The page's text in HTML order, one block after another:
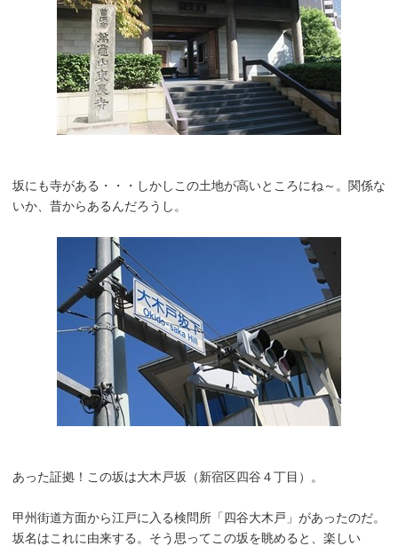
坂にも寺がある・・・しかしこの土地が高いところにね～。関係な
いか、昔からあるんだろうし。
あった証拠！この坂は大木戸坂（新宿区四谷４丁目）。
甲州街道方面から江戸に入る検問所「四谷大木戸」があったのだ。
坂名はこれに由来する。そう思ってこの坂を眺めると、楽しい